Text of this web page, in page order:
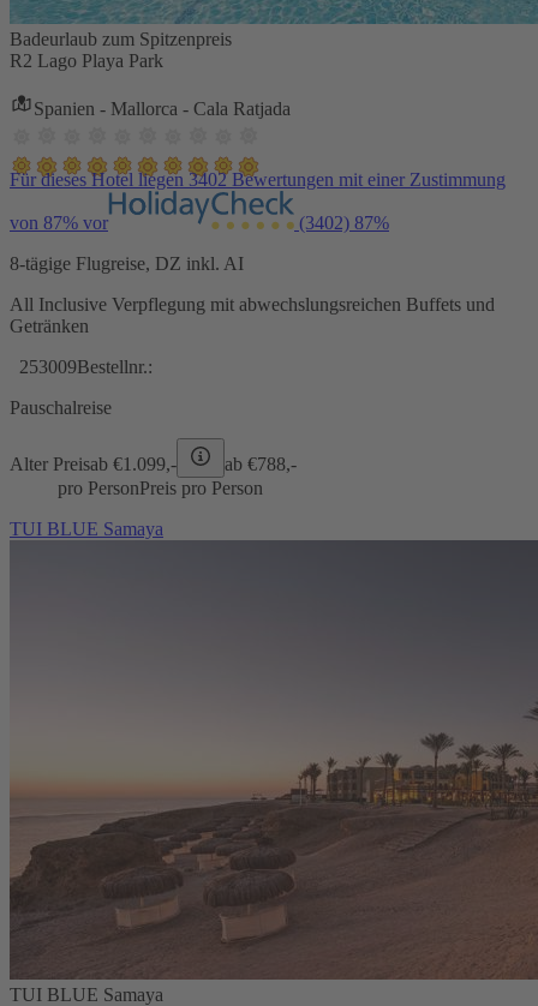
Badeurlaub zum Spitzenpreis
R2 Lago Playa Park
Spanien - Mallorca - Cala Ratjada
Für dieses Hotel liegen 3402 Bewertungen mit einer Zustimmung
von 87% vor (3402) 87%
8-tägige Flugreise, DZ inkl. AI
All Inclusive Verpflegung mit abwechslungsreichen Buffets und
Getränken
253009Bestellnr.:
Pauschalreise
Alter Preisab €1.099,- ab €788,-
pro PersonPreis pro Person
TUI BLUE Samaya
TUI BLUE Samaya